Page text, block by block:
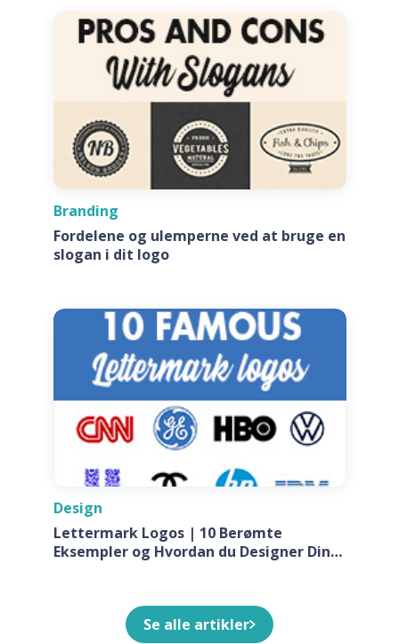
Branding
Fordelene og ulemperne ved at bruge en
slogan i dit logo
Design
Lettermark Logos | 10 Berømte
Eksempler og Hvordan du Designer Din
Se alle artikler